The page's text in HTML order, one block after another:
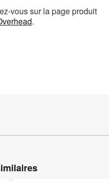
vous sur la page produit
.